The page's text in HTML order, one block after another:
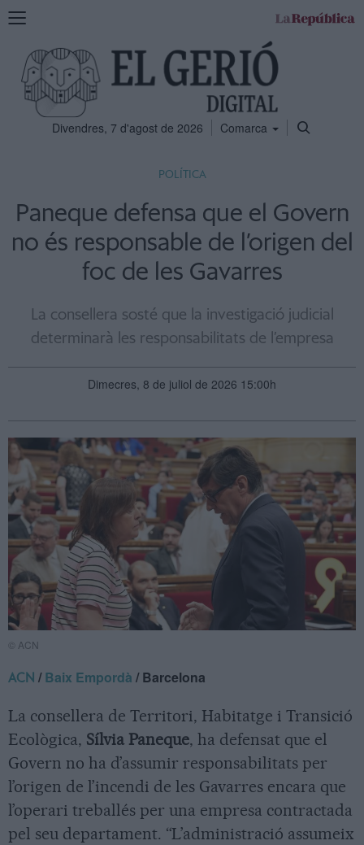
Mostra
navegació
Divendres, 7 d'agost de 2026 Comarca
POLÍTICA
Paneque defensa que el Govern
no és responsable de l’origen del
foc de les Gavarres
La consellera sosté que la investigació judicial
determinarà les responsabilitats de l’empresa
Dimecres, 8 de juliol de 2026 15:00h
© ACN
ACN /Baix Empordà / Barcelona
La consellera de Territori, Habitatge i Transició
Ecològica, Sílvia Paneque, ha defensat que el
Govern no ha d’assumir responsabilitats per
l’origen de l’incendi de les Gavarres encara que
l’operari treballés per una empresa contractada
pel seu departament. “L’administració assumeix